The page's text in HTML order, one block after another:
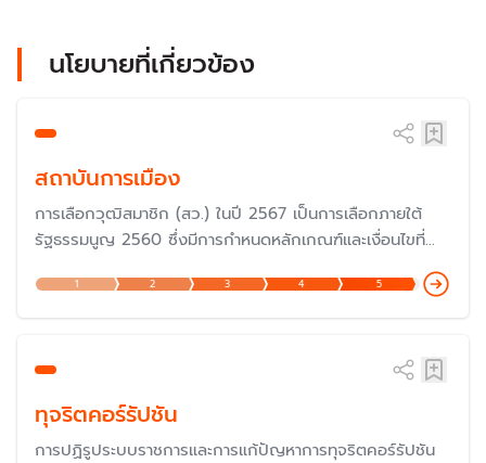
นโยบายที่เกี่ยวข้อง
สถาบันการเมือง
การเลือกวุฒิสมาชิก (สว.) ในปี 2567 เป็นการเลือกภายใต้
รัฐธรรมนูญ 2560 ซึ่งมีการกำหนดหลักเกณฑ์และเงื่อนไขที่
แตกต่างไปจากรัฐธรรมนูญก่อนหน้านั้น แม้ว่าจะมีเจตนารมณ์
เพื่อให้มีวุฒิสมาชิกที่มีความรู้ความสามารถอย่างแท้จริง แต่ก็
ถูกวิพากษ์วิจารณ์ค่อนข้างมากในเรื่องของกฏกติกาในการ
1 2 3 4 5
ทุจริตคอร์รัปชัน
การปฏิรูประบบราชการและการแก้ปัญหาการทุจริตคอร์รัปชัน